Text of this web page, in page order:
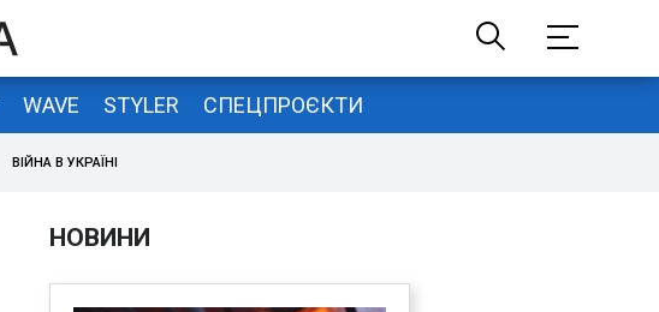
WAVE STYLER СПЕЦПРОЄКТИ
ВІЙНА В УКРАЇНІ
НОВИНИ